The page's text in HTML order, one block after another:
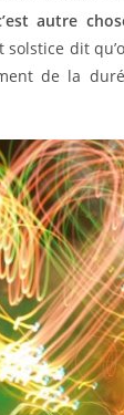
autre
solstice dit
de la